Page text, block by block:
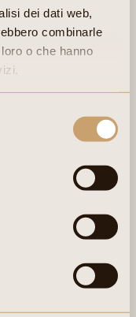
dei dati web,
combinarle
o che hanno